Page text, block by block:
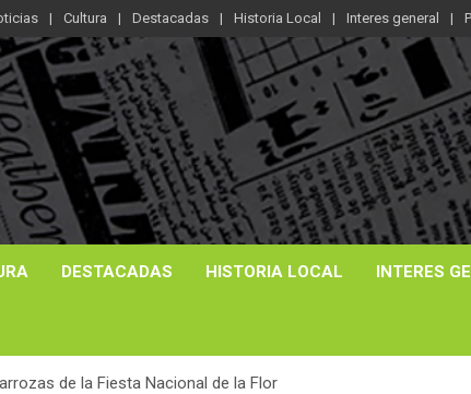
Cultura Destacadas Historia Local Interes general
DESTACADAS HISTORIA LOCAL INTERES
de la Fiesta Nacional de la Flor